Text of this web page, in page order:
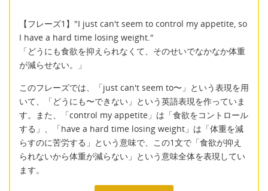
【フレーズ1】"I just can't seem to control my appetite, so
I have a hard time losing weight."
「どうにも食欲を抑えられなくて、そのせいでなかなか体重
が減らせない。」
このフレーズでは、「just can't seem to〜」という表現を用
いて、「どうにも〜できない」という英語表現を作っていま
す。また、「control my appetite」は「食欲をコントロール
する」、「have a hard time losing weight」は「体重を減
らすのに苦労する」という意味で、この1文で「食欲が抑え
られないから体重が減らない」という意味全体を表現してい
ます。